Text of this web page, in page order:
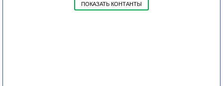
ПОКАЗАТЬ КОНТАНТЫ